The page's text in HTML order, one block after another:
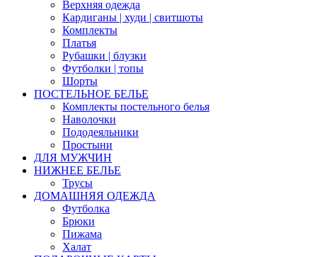
Верхняя одежда
Кардиганы | худи | свитшоты
Комплекты
Платья
Рубашки | блузки
Футболки | топы
Шорты
ПОСТЕЛЬНОЕ БЕЛЬЕ
Комплекты постельного белья
Наволочки
Пододеяльники
Простыни
ДЛЯ МУЖЧИН
НИЖНЕЕ БЕЛЬЕ
Трусы
ДОМАШНЯЯ ОДЕЖДА
Футболка
Брюки
Пижама
Халат